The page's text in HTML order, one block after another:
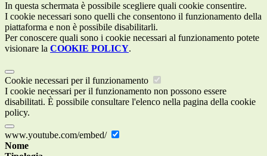
In questa schermata è possibile scegliere quali cookie consentire.
I cookie necessari sono quelli che consentono il funzionamento della
piattaforma e non è possibile disabilitarli.
Per conoscere quali sono i cookie necessari al funzionamento potete
visionare la COOKIE POLICY.
Cookie necessari per il funzionamento
I cookie necessari per il funzionamento non possono essere
disabilitati. È possibile consultare l'elenco nella pagina della cookie
policy.
www.youtube.com/embed/
Nome